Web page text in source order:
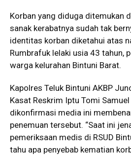
Korban yang diduga ditemukan
sanak kerabatnya sudah tak
identitas korban diketahui atas
Rumbrafuk lelaki usia 43 tahun,
warga kelurahan Bintuni Barat.
Kapolres Teluk Bintuni AKBP
Kasat Reskrim Iptu Tomi
dikonfirmasi media ini
penemuan tersebut. “Saat ini
pemeriksaan medis di RSUD
tahu apa penyebab kematian